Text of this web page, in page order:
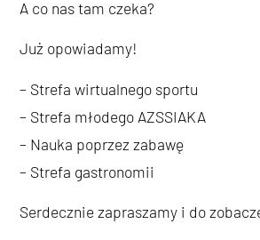
A co nas tam czeka?
Już opowiadamy!
– Strefa wirtualnego sportu
– Strefa młodego AZSSIAKA
– Nauka poprzez zabawę
– Strefa gastronomii
Serdecznie zapraszamy i do